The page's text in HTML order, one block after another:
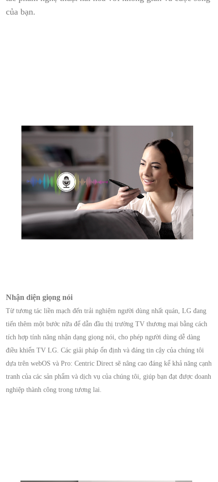
của bạn.
Nhận diện giọng nói
Từ tương tác liền mạch đến trải nghiệm người dùng nhất quán, LG đang
tiến thêm một bước nữa để dẫn đầu thị trường TV thương mại bằng cách
tích hợp tính năng nhận dạng giọng nói, cho phép người dùng dễ dàng
điều khiển TV LG. Các giải pháp ổn định và đáng tin cậy của chúng tôi
dựa trên webOS và Pro: Centric Direct sẽ nâng cao đáng kể khả năng cạnh
tranh của các sản phẩm và dịch vụ của chúng tôi, giúp bạn đạt được doanh
nghiệp thành công trong tương lai.